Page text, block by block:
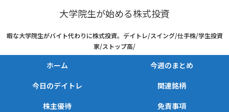
大学院生が始める株式投資
暇な大学院生がバイト代わりに株式投資。デイトレ/スイング/仕手株/学生投資
家/ストップ高/
ホーム
今週のまとめ
今日のデイトレ
関連銘柄
株主優待
免責事項